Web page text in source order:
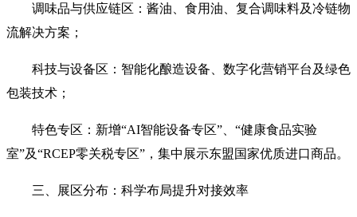
调味品与供应链区‌：酱油、食用油、复合调味料及冷链物
流解决方案；
科技与设备区‌：智能化酿造设备、数字化营销平台及绿色
包装技术；
特色专区‌：新增‌“AI智能设备专区”‌、‌“健康食品实验
室”‌及‌“RCEP零关税专区”‌，集中展示东盟国家优质进口商品。
三、展区分布：科学布局提升对接效率‌